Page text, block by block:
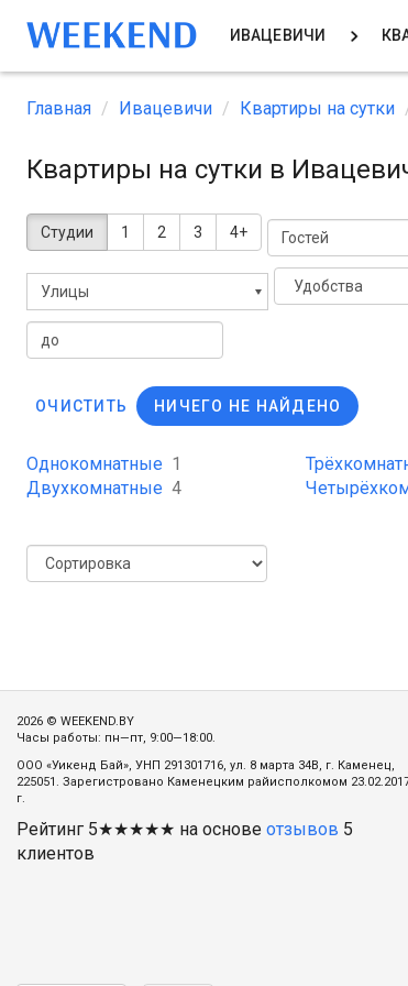
ИВАЦЕВИЧИ
Главная Ивацевичи Квартиры на сутки
Квартиры на сутки в
Студии 1 2 3 4+
Улицы Удобства
ОЧИСТИТЬ НИЧЕГО НЕ НАЙДЕНО
Однокомнатные 1
Двухкомнатные 4
2026 © WEEKEND.BY
Часы работы: пн—пт, 9:00—18:00.
ООО «Уикенд Бай», УНП 291301716, ул. 8 марта 34В, г. Каменец,
225051. Зарегистровано Каменецким райисполкомом
г.
Рейтинг 5★★★★★ на основе отзывов 5
клиентов